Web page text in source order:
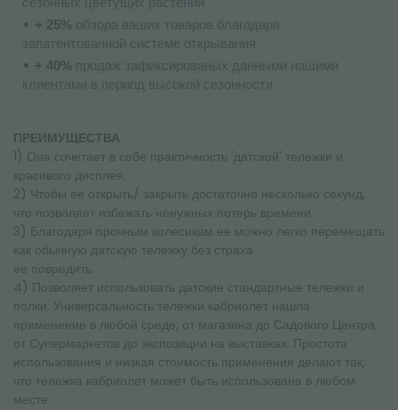
сезонных цветущих растений
+ 25% обзора ваших товаров благодаря
запатентованной системе открывания
+ 40% продаж зафиксированых данными нашими
клиентами в период высокой сезонности
ПРЕИМУЩЕСТВА
1) Она сочетает в себе практичность 'датской' тележки и
красивого дисплея.
2) Чтобы ее открыть/ закрыть достаточно несколько секунд,
что позволяет избежать ненужных потерь времени.
3) Благодаря прочным колесикам ее можно легко перемещать
как обычную датскую тележку без страха
ее повредить.
4) Позволяет использовать датские стандартные тележки и
полки. Универсальность тележки кабриолет нашла
применение в любой среде, от магазина до Садового Центра,
от Супермаркетов до экспозиции на выставках. Простота
использования и низкая стоимость применения делают так,
что тележка кабриолет может быть использована в любом
месте.